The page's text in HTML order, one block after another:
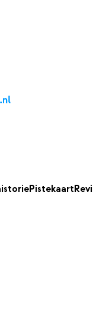
Pistekaart